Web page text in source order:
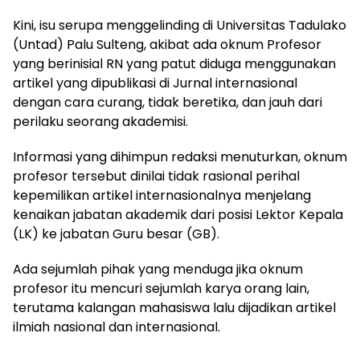
Kini, isu serupa menggelinding di Universitas Tadulako
(Untad) Palu Sulteng, akibat ada oknum Profesor
yang berinisial RN yang patut diduga menggunakan
artikel yang dipublikasi di Jurnal internasional
dengan cara curang, tidak beretika, dan jauh dari
perilaku seorang akademisi.
Informasi yang dihimpun redaksi menuturkan, oknum
profesor tersebut dinilai tidak rasional perihal
kepemilikan artikel internasionalnya menjelang
kenaikan jabatan akademik dari posisi Lektor Kepala
(LK) ke jabatan Guru besar (GB).
Ada sejumlah pihak yang menduga jika oknum
profesor itu mencuri sejumlah karya orang lain,
terutama kalangan mahasiswa lalu dijadikan artikel
ilmiah nasional dan internasional.